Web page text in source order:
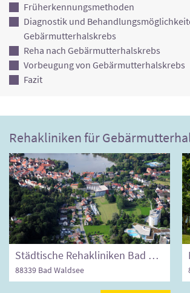
Früherkennungsmethoden
Diagnostik und
Gebärmutterhalskrebs
Reha nach Gebärmutterhalskrebs
Vorbeugung von Gebärmutterhalskrebs
Fazit
Rehakliniken für
Städtische Rehakliniken Bad Waldsee
88339 Bad Waldsee